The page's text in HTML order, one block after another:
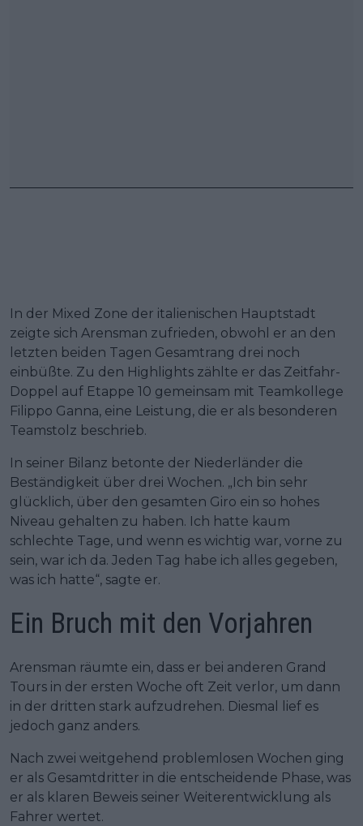
In der Mixed Zone der italienischen Hauptstadt
zeigte sich Arensman zufrieden, obwohl er an den
letzten beiden Tagen Gesamtrang drei noch
einbüßte. Zu den Highlights zählte er das Zeitfahr-
Doppel auf Etappe 10 gemeinsam mit Teamkollege
Filippo Ganna, eine Leistung, die er als besonderen
Teamstolz beschrieb.
In seiner Bilanz betonte der Niederländer die
Beständigkeit über drei Wochen. „Ich bin sehr
glücklich, über den gesamten Giro ein so hohes
Niveau gehalten zu haben. Ich hatte kaum
schlechte Tage, und wenn es wichtig war, vorne zu
sein, war ich da. Jeden Tag habe ich alles gegeben,
was ich hatte“, sagte er.
Ein Bruch mit den Vorjahren
Arensman räumte ein, dass er bei anderen Grand
Tours in der ersten Woche oft Zeit verlor, um dann
in der dritten stark aufzudrehen. Diesmal lief es
jedoch ganz anders.
Nach zwei weitgehend problemlosen Wochen ging
er als Gesamtdritter in die entscheidende Phase, was
er als klaren Beweis seiner Weiterentwicklung als
Fahrer wertet.